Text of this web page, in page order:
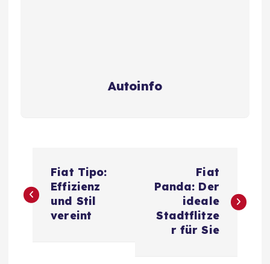
Autoinfo
e
Fiat Tipo:
Effizienz
und Stil
vereint
Fiat
Panda: Der
ideale
Stadtflitze
r für Sie